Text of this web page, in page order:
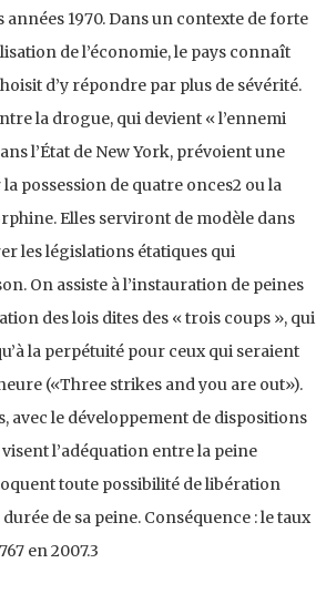
1970. Dans un contexte de forte
de l’économie, le pays connaît
d’y répondre par plus de sévérité.
la drogue, qui devient « l’ennemi
l’État de New York, prévoient une
possession de quatre onces2 ou la
Elles serviront de modèle dans
les législations étatiques qui
On assiste à l’instauration de peines
des lois dites des « trois coups », qui
la perpétuité pour ceux qui seraient
(«Three strikes and you are out»).
avec le développement de dispositions
l’adéquation entre la peine
toute possibilité de libération
de sa peine. Conséquence : le taux
en 2007.3